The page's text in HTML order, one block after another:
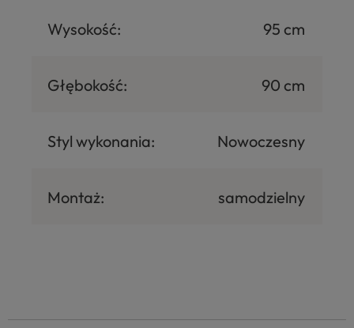
Wysokość: 95 cm
Głębokość: 90 cm
Styl wykonania: Nowoczesny
Montaż: samodzielny